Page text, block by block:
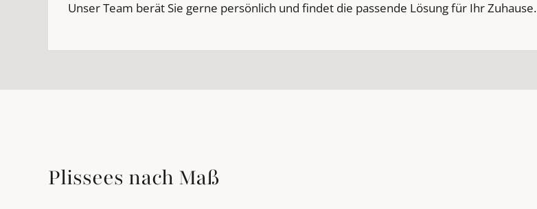
Unser Team berät Sie gerne persönlich und findet die passende Lösung für Ihr Zuhause.
Plissees nach Maß